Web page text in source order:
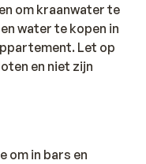
om kraanwater te
water te kopen in
Let op
en niet zijn
om in bars en